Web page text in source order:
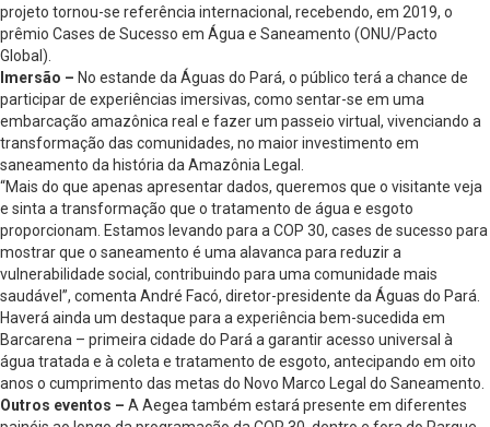
projeto tornou-se referência internacional, recebendo, em 2019, o
prêmio Cases de Sucesso em Água e Saneamento (ONU/Pacto
Global).
Imersão – No estande da Águas do Pará, o público terá a chance de
participar de experiências imersivas, como sentar-se em uma
embarcação amazônica real e fazer um passeio virtual, vivenciando a
transformação das comunidades, no maior investimento em
saneamento da história da Amazônia Legal.
“Mais do que apenas apresentar dados, queremos que o visitante veja
e sinta a transformação que o tratamento de água e esgoto
proporcionam. Estamos levando para a COP 30, cases de sucesso para
mostrar que o saneamento é uma alavanca para reduzir a
vulnerabilidade social, contribuindo para uma comunidade mais
saudável”, comenta André Facó, diretor-presidente da Águas do Pará.
Haverá ainda um destaque para a experiência bem-sucedida em
Barcarena – primeira cidade do Pará a garantir acesso universal à
água tratada e à coleta e tratamento de esgoto, antecipando em oito
anos o cumprimento das metas do Novo Marco Legal do Saneamento.
Outros eventos – A Aegea também estará presente em diferentes